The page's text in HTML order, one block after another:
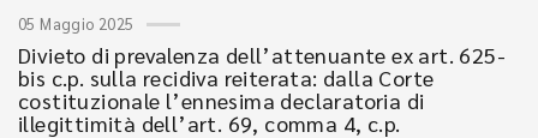
05 Maggio 2025
Divieto di prevalenza dell’attenuante ex art. 625-
bis c.p. sulla recidiva reiterata: dalla Corte
costituzionale l’ennesima declaratoria di
illegittimità dell’art. 69, comma 4, c.p.